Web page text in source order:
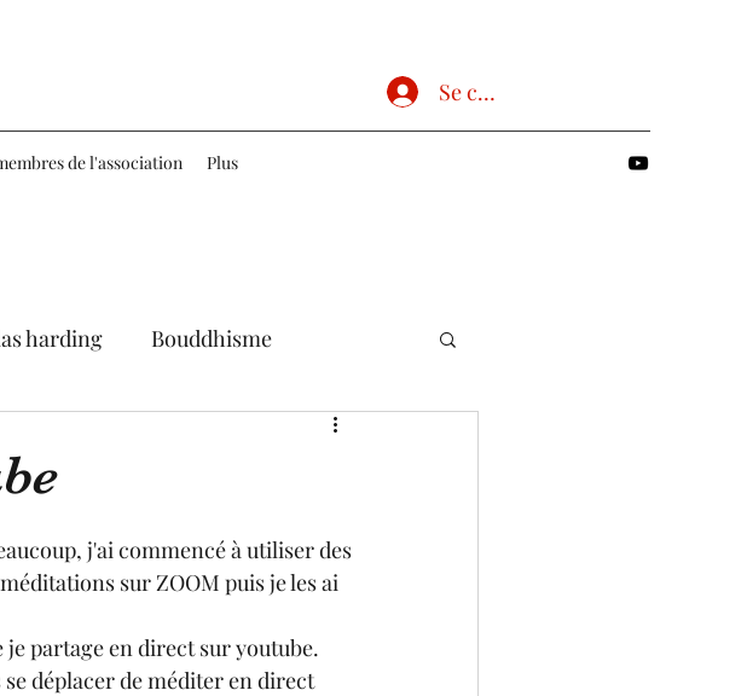
Se connecter
de l'association Plus
harding Bouddhisme
j'ai commencé à utiliser des
sur ZOOM puis je les ai
partage en direct sur youtube.
se déplacer de méditer en direct